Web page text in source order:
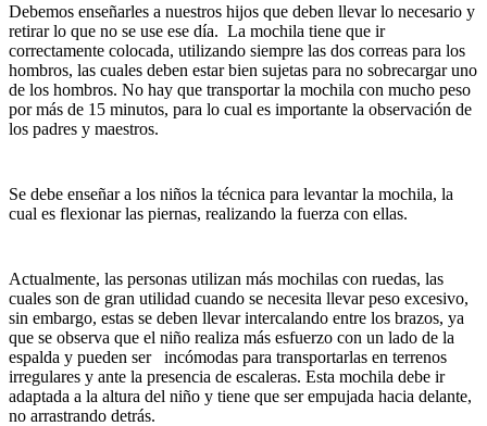
Debemos enseñarles a nuestros hijos que deben llevar lo necesario y
retirar lo que no se use ese día. La mochila tiene que ir
correctamente colocada, utilizando siempre las dos correas para los
hombros, las cuales deben estar bien sujetas para no sobrecargar uno
de los hombros. No hay que transportar la mochila con mucho peso
por más de 15 minutos, para lo cual es importante la observación de
los padres y maestros.
Se debe enseñar a los niños la técnica para levantar la mochila, la
cual es flexionar las piernas, realizando la fuerza con ellas.
Actualmente, las personas utilizan más mochilas con ruedas, las
cuales son de gran utilidad cuando se necesita llevar peso excesivo,
sin embargo, estas se deben llevar intercalando entre los brazos, ya
que se observa que el niño realiza más esfuerzo con un lado de la
espalda y pueden ser incómodas para transportarlas en terrenos
irregulares y ante la presencia de escaleras. Esta mochila debe ir
adaptada a la altura del niño y tiene que ser empujada hacia delante,
no arrastrando detrás.